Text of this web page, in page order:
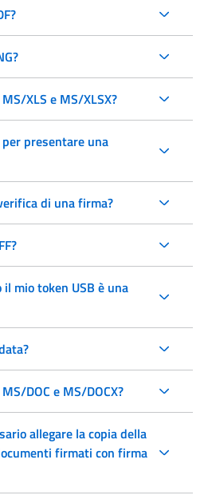
XLS e MS/XLSX?
presentare una
di una firma?
mio token USB è una
DOC e MS/DOCX?
allegare la copia della
firmati con firma